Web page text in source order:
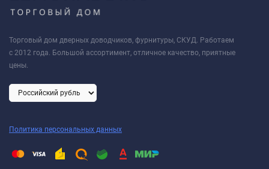
Торговый дом дверных доводчиков, фурнитуры, СКУД. Работаем
с 2012 года. Большой ассортимент, отличное качество, приятные
цены.
Политика персональных данных